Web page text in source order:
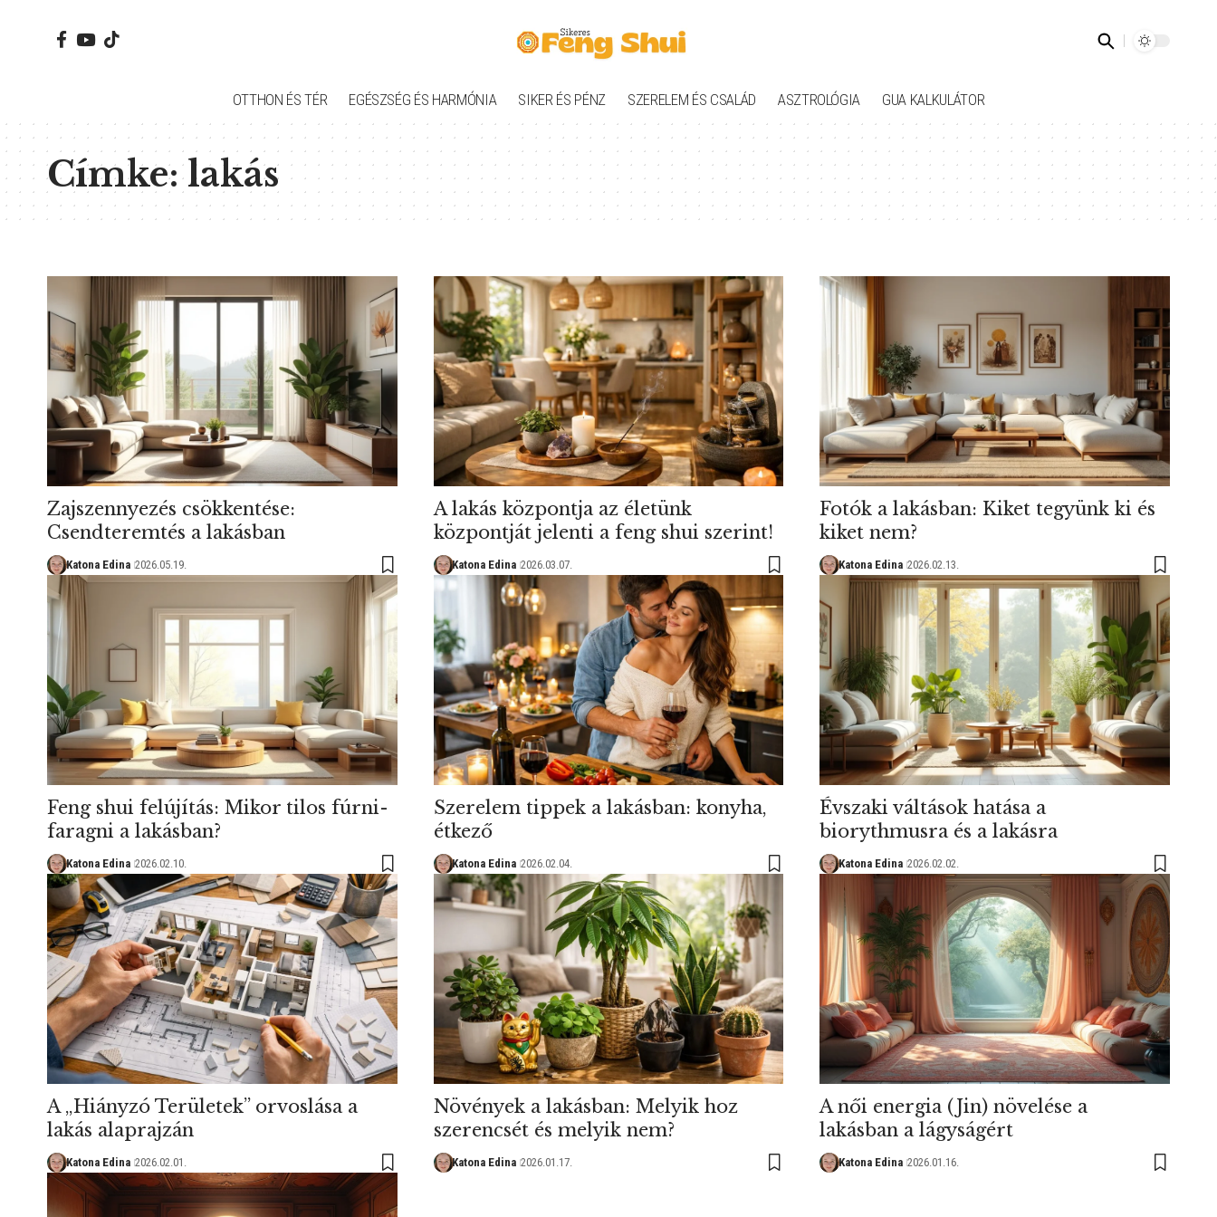
OTTHON ÉS TÉR EGÉSZSÉG ÉS HARMÓNIA SIKER ÉS PÉNZ SZERELEM ÉS CSALÁD ASZTROLÓGIA GUA KALKULÁTOR
Címke:lakás
Zajszennyezés csökkentése:
Csendteremtés a lakásban
Katona Edina 2026.05.19.
A lakás központja az életünk
központját jelenti a feng shui szerint!
Katona Edina 2026.03.07.
Fotók a lakásban: Kiket tegyünk ki és
kiket nem?
Katona Edina 2026.02.13.
Feng shui felújítás: Mikor tilos fúrni-
faragni a lakásban?
Katona Edina 2026.02.10.
Szerelem tippek a lakásban: konyha,
étkező
Katona Edina 2026.02.04.
Évszaki váltások hatása a
biorythmusra és a lakásra
Katona Edina 2026.02.02.
A „Hiányzó Területek” orvoslása a
lakás alaprajzán
Katona Edina 2026.02.01.
Növények a lakásban: Melyik hoz
szerencsét és melyik nem?
Katona Edina 2026.01.17.
A női energia (Jin) növelése a
lakásban a lágyságért
Katona Edina 2026.01.16.